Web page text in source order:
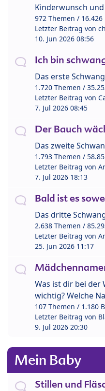
Kinderwunsch
972 Themen /
Letzter Beitrag von
10. Jun 2026 08:56
Ich bin
Das erste
1.720 Themen /
Letzter Beitrag von
7. Jul 2026 08:45
Der Bauch
Das zweite
1.793 Themen /
Letzter Beitrag von
7. Jul 2026 18:13
Bald ist es
Das dritte
2.638 Themen /
Letzter Beitrag von
25. Jun 2026 11:17
Was ist dir bei der
wichtig? Welche
107 Themen / 1.180
Letzter Beitrag von
9. Jul 2026 20:30
Mein Baby
Stillen und